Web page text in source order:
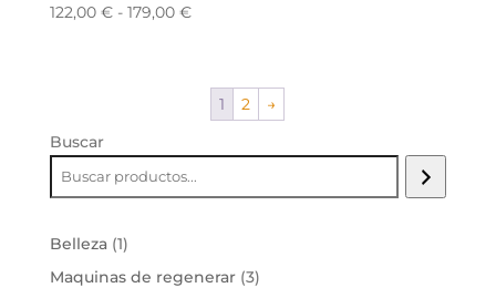
122,00 € - 179,00 €Rango
desde
122,00 €
179,00 €
1 2
→
Buscar
Belleza 11
producto
Maquinas de regenerar 33